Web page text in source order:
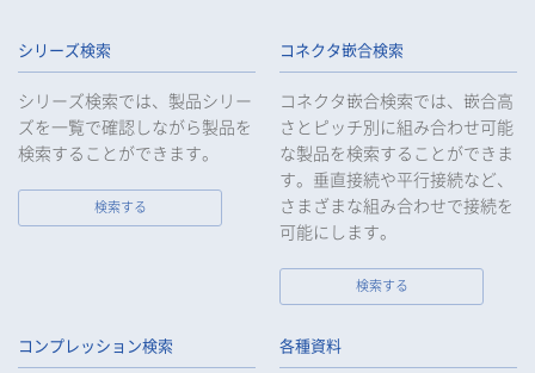
9. 当社は、個人情報の漏えい等の事故が発生した場合は、お客様
等の保護を最優先する考えのもと、被害を最小限にとどめるた
めに合理的な範囲で速やかに対応し、再発防止に向けた取り組
みを行います。
当社は、個人情報報保護のための管理体制および取り組みを継
続的に見直し、定期的に評価を実施し、その改善に努めてまい
ります。
個人情報の取得
シリーズ検索
シリーズ検索では、製品シリー
ズを一覧で確認しながら製品を
検索することができます。
検索する
コネクタ嵌合検索
コネクタ嵌合検索では、嵌合高
さとピッチ別に組み合わせ可能
な製品を検索することができま
す。垂直接続や平行接続など、
さまざまな組み合わせで接続を
可能にします。
検索する
コンプレッション検索 各種資料